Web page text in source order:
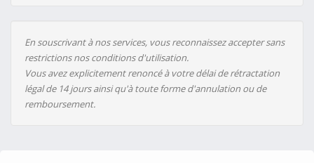
En souscrivant à nos services, vous reconnaissez accepter sans
restrictions nos conditions d'utilisation.
Vous avez explicitement renoncé à votre délai de rétractation
légal de 14 jours ainsi qu'à toute forme d'annulation ou de
remboursement.